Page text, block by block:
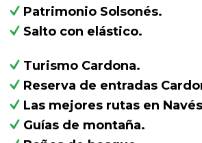
Patrimonio Solsonés.
Salto con elástico.
Turismo Cardona.
Reserva de entradas
Las mejores rutas en Navés
Guías de montaña.